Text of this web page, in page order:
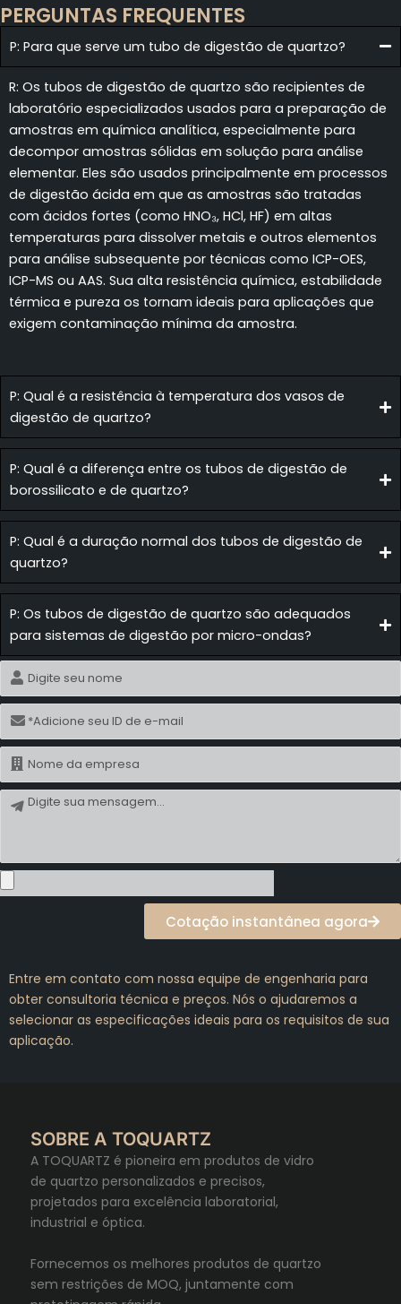
PERGUNTAS FREQUENTES
P: Para que serve um tubo de digestão de quartzo?
R: Os tubos de digestão de quartzo são recipientes de
laboratório especializados usados para a preparação de
amostras em química analítica, especialmente para
decompor amostras sólidas em solução para análise
elementar. Eles são usados principalmente em processos
de digestão ácida em que as amostras são tratadas
com ácidos fortes (como HNO₃, HCl, HF) em altas
temperaturas para dissolver metais e outros elementos
para análise subsequente por técnicas como ICP-OES,
ICP-MS ou AAS. Sua alta resistência química, estabilidade
térmica e pureza os tornam ideais para aplicações que
exigem contaminação mínima da amostra.
P: Qual é a resistência à temperatura dos vasos de
digestão de quartzo?
P: Qual é a diferença entre os tubos de digestão de
borossilicato e de quartzo?
P: Qual é a duração normal dos tubos de digestão de
quartzo?
P: Os tubos de digestão de quartzo são adequados
para sistemas de digestão por micro-ondas?
Nome
E-
mail
Nome
Mensagem
Cotação instantânea agora
Entre em contato com nossa equipe de engenharia para
obter consultoria técnica e preços. Nós o ajudaremos a
selecionar as especificações ideais para os requisitos de sua
aplicação.
SOBRE A TOQUARTZ
A TOQUARTZ é pioneira em produtos de vidro
de quartzo personalizados e precisos,
projetados para excelência laboratorial,
industrial e óptica.
Fornecemos os melhores produtos de quartzo
sem restrições de MOQ, juntamente com